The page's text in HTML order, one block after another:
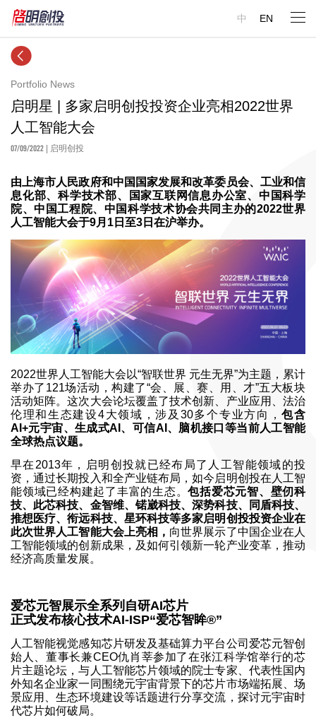
中 EN
Portfolio News
启明星 | 多家启明创投投资企业亮相2022世界
人工智能大会
07/09/2022 | 启明创投
由上海市人民政府和中国国家发展和改革委员会、工业和信
息化部、科学技术部、国家互联网信息办公室、中国科学
院、中国工程院、中国科学技术协会共同主办的2022世界
人工智能大会于9月1日至3日在沪举办。
2022世界人工智能大会以“智联世界 元生无界”为主题，累计
举办了121场活动，构建了“会、展、赛、用、才”五大板块
活动矩阵。这次大会论坛覆盖了技术创新、产业应用、法治
伦理和生态建设4大领域，涉及30多个专业方向，包含
AI+元宇宙、生成式AI、可信AI、脑机接口等当前人工智能
全球热点议题。
早在2013年，启明创投就已经布局了人工智能领域的投
资，通过长期投入和全产业链布局，如今启明创投在人工智
能领域已经构建起了丰富的生态。包括爱芯元智、壁仞科
技、此芯科技、金智维、锘崴科技、深势科技、同盾科技、
推想医疗、衔远科技、星环科技等多家启明创投投资企业在
此次世界人工智能大会上亮相， 向世界展示了中国企业在人
工智能领域的创新成果，及如何引领新一轮产业变革，推动
经济高质量发展。
爱芯元智展示全系列自研AI芯片
正式发布核心技术AI-ISP“爱芯智眸®”
人工智能视觉感知芯片研发及基础算力平台公司爱芯元智创
始人、董事长兼CEO仇肖莘参加了在张江科学馆举行的芯
片主题论坛，与人工智能芯片领域的院士专家、代表性国内
外知名企业家一同围绕元宇宙背景下的芯片市场端拓展、场
景应用、生态环境建设等话题进行分享交流，探讨元宇宙时
代芯片如何破局。